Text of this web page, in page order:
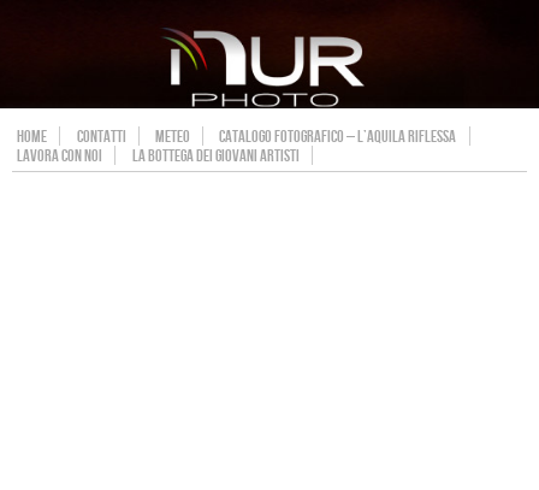
HOME CONTATTI METEO
CATALOGO FOTOGRAFICO – L’AQUILA RIFLESSA
LAVORA CON NOI
LA BOTTEGA DEI GIOVANI ARTISTI